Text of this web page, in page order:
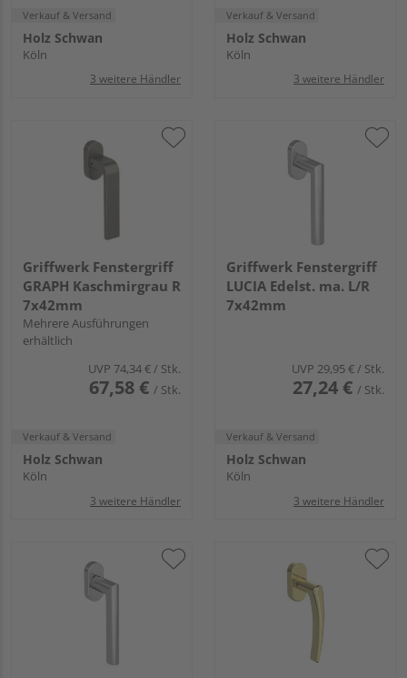
Verkauf & Versand
Holz Schwan
Köln
3 weitere Händler
Verkauf & Versand
Holz Schwan
Köln
3 weitere Händler
Griffwerk Fenstergriff
GRAPH Kaschmirgrau R
7x42mm
Mehrere Ausführungen
erhältlich
UVP 74,34 €/ Stk.
67,58 € / Stk.
Verkauf & Versand
Holz Schwan
Köln
3 weitere Händler
Griffwerk Fenstergriff
LUCIA Edelst. ma. L/R
7x42mm
UVP 29,95 €/ Stk.
27,24 € / Stk.
Verkauf & Versand
Holz Schwan
Köln
3 weitere Händler